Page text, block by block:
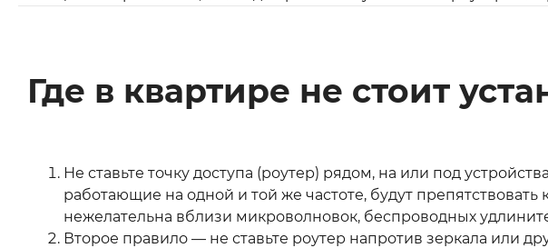
Где в квартире не стоит
Не ставьте точку доступа (роутер) рядом, на или под
работающие на одной и той же частоте, будут
нежелательна вблизи микроволновок, беспроводных
Второе правило — не ставьте роутер напротив зеркала или